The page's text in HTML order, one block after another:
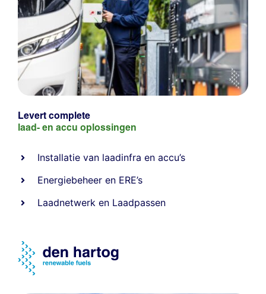
Levert complete
laad- en accu oplossingen
Installatie van laadinfra en accu’s
Energiebeheer en ERE’s
Laadnetwerk en Laadpassen